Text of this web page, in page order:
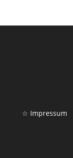
☆ Impressum